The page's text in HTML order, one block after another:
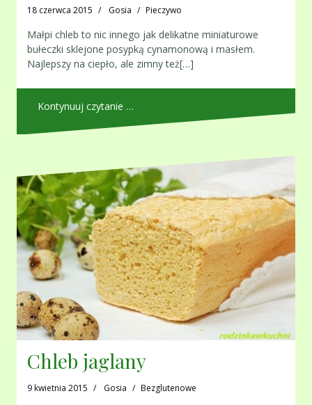
18 czerwca 2015 Gosia Pieczywo
Małpi chleb to nic innego jak delikatne miniaturowe
bułeczki sklejone posypką cynamonową i masłem.
Najlepszy na ciepło, ale zimny też[…]
Kontynuuj czytanie …
Chleb jaglany
9 kwietnia 2015 Gosia Bezglutenowe